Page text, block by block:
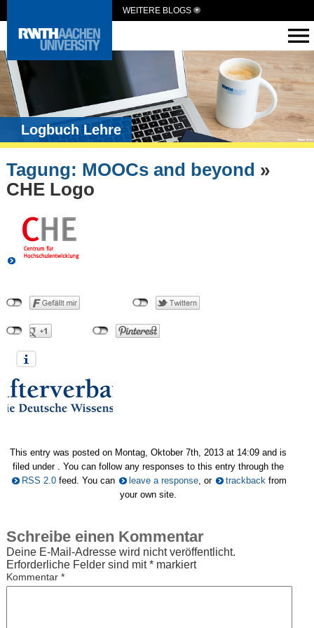
WEITERE BLOGS
Logbuch Lehre
Tagung: MOOCs and beyond »
CHE Logo
This entry was posted on Montag, Oktober 7th, 2013 at 14:09 and is
filed under . You can follow any responses to this entry through the
RSS 2.0feed. You can leave a response, or trackback from
your own site.
Schreibe einen Kommentar
Deine E-Mail-Adresse wird nicht veröffentlicht.
Erforderliche Felder sind mit*markiert
Kommentar *